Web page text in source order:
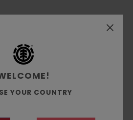
30% algodón y 20% poliéster
YOUR COUNTRY